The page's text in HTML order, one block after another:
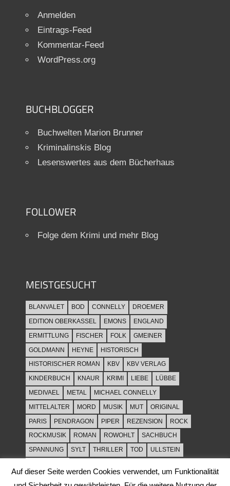
Anmelden
Eintrags-Feed
Kommentar-Feed
WordPress.org
BUCHBLOGGER
Buchwelten Marion Brunner
Kriminalinskis Blog
Lesenswertes aus dem Bücherhaus
FOLLOWER
Folge dem Krimi und mehr Blog
MEISTGESUCHT
BLANVALET BOD CONNELLY
DROEMER
EDITION OBERKASSEL
EMONS
ENGLAND
ERMITTLUNG
FISCHER FOLK
GMEINER
GOLDMANN
HEYNE
HISTORISCH
HISTORISCHER ROMAN
KBV
KBV VERLAG
KINDERBUCH
KNAUR KRIMI LIEBE
LÜBBE
MEDIVAEL
METAL
MICHAEL CONNELLY
MITTELALTER
MORD MUSIK MUT
ORIGINAL
PARIS
PENDRAGON PIPER REZENSION
ROCK
ROCKMUSIK
ROMAN ROWOHLT
SACHBUCH
SPANNUNG
SYLT THRILLER TOD
ULLSTEIN
Auf dieser Seite werden Cookies verwendet, um Funktionalität